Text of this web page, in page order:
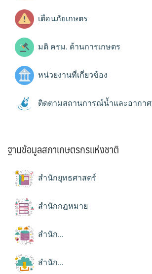
เตือนภัยเกษตร
มติ ครม. ด้านการเกษตร
หน่วยงานที่เกี่ยวข้อง
ติดตามสถานการณ์น้ำและอากาศ
ฐานข้อมูลสภาเกษตรกรแห่งชาติ
สำนักยุทธศาสตร์
สำนักกฎหมาย
สำนัก...
สำนัก...